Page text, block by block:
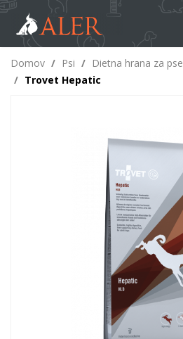
Domov / Psi / Dietna hrana za pse
/ Trovet Hepatic